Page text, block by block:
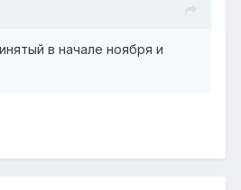
в начале ноября и